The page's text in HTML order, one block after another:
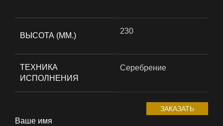
ВЫСОТА (ММ.)
230
ТЕХНИКА
ИСПОЛНЕНИЯ
Серебрение
ЗАКАЗАТЬ
Ваше имя